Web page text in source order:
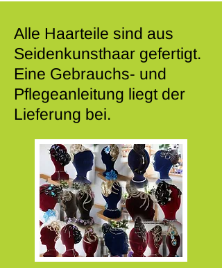
Alle Haarteile sind aus
Seidenkunsthaar gefertigt.
Eine Gebrauchs- und
Pflegeanleitung liegt der
Lieferung bei.